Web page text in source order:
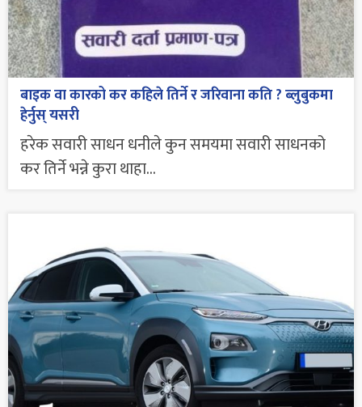
बाइक वा कारको कर कहिले तिर्ने र जरिवाना कति ? ब्लुबुकमा
हेर्नुस् यसरी
हरेक सवारी साधन धनीले कुन समयमा सवारी साधनको
कर तिर्ने भन्ने कुरा थाहा...